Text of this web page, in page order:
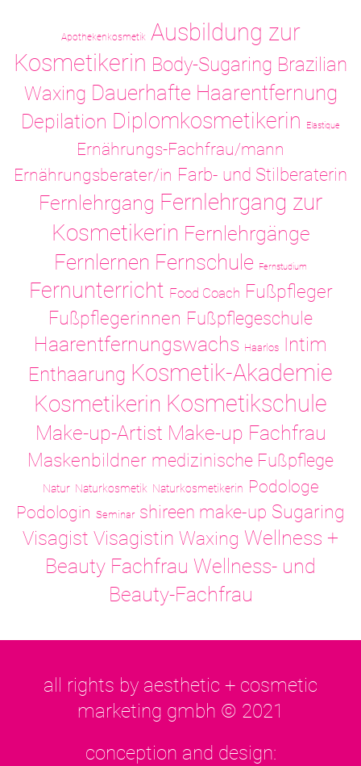
Apothekenkosmetik Ausbildung zur
Kosmetikerin Body-Sugaring Brazilian
Waxing Dauerhafte Haarentfernung
Depilation Diplomkosmetikerin Elastique
Ernährungs-Fachfrau/mann
Ernährungsberater/in Farb- und Stilberaterin
Fernlehrgang Fernlehrgang zur
Kosmetikerin Fernlehrgänge
Fernlernen Fernschule Fernstudium
Fernunterricht Food Coach Fußpfleger
Fußpflegerinnen Fußpflegeschule
Haarentfernungswachs Haarlos Intim
Enthaarung Kosmetik-Akademie
Kosmetikerin Kosmetikschule
Make-up-Artist Make-up Fachfrau
Maskenbildner medizinische Fußpflege
Natur Naturkosmetik Naturkosmetikerin Podologe
Podologin Seminar shireen make-up Sugaring
Visagist Visagistin Waxing Wellness +
Beauty Fachfrau Wellness- und
Beauty-Fachfrau
all rights by aesthetic + cosmetic
marketing gmbh © 2021
conception and design: